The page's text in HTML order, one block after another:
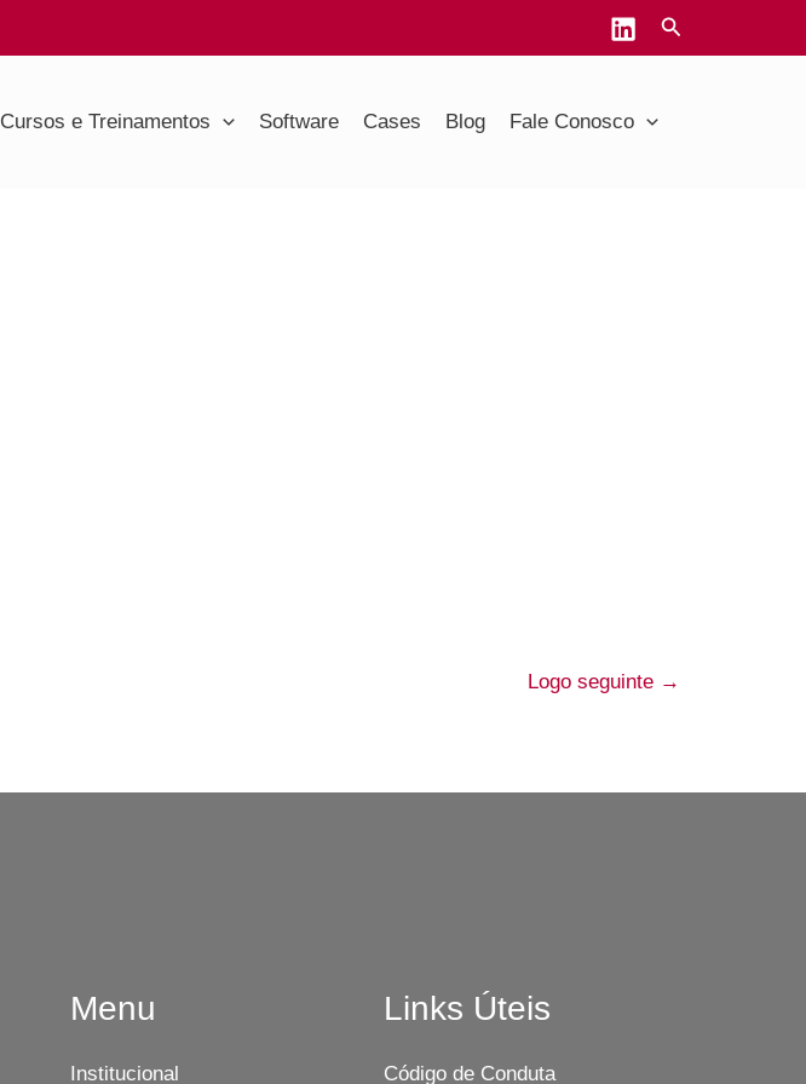
Cursos e Treinamentos Software Cases Blog Fale Conosco
Logo seguinte →
Menu
Institucional
Links Úteis
Código de Conduta